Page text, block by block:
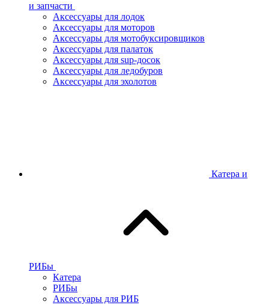
и запчасти
Аксессуары для лодок
Аксессуары для моторов
Аксессуары для мотобуксировщиков
Аксессуары для палаток
Аксессуары для sup-досок
Аксессуары для ледобуров
Аксессуары для эхолотов
Катера и
РИБы
Катера
РИБы
Аксессуары для РИБ